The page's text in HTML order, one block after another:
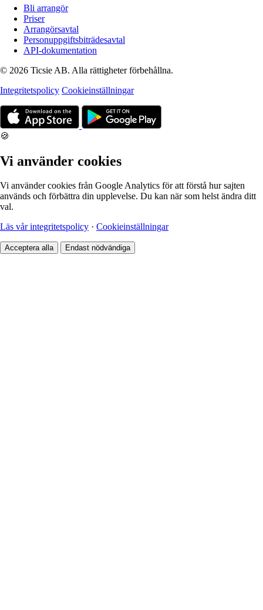
Bli arrangör
Priser
Arrangörsavtal
Personuppgiftsbiträdesavtal
API-dokumentation
© 2026 Ticsie AB. Alla rättigheter förbehållna.
Integritetspolicy Cookieinställningar
🍪
Vi använder cookies
Vi använder cookies från Google Analytics för att förstå hur sajten
används och förbättra din upplevelse. Du kan när som helst ändra ditt
val.
Läs vår integritetspolicy · Cookieinställningar
Acceptera alla Endast nödvändiga